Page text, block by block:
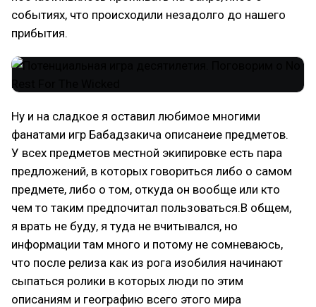
событиях, что происходили незадолго до нашего
прибытия.
Ну и на сладкое я оставил любимое многими
фанатами игр Бабадзакича описанеие предметов.
У всех предметов местной экипировке есть пара
предложений, в которых говориться либо о самом
предмете, либо о том, откуда он вообще или кто
чем то таким предпочитал пользоваться.В общем,
я врать не буду, я туда не вчитывался, но
информации там много и потому не сомневаюсь,
что после релиза как из рога изобилия начинают
сыпаться ролики в которых люди по этим
описаниям и географию всего этого мира